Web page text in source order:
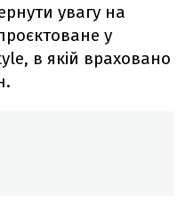
увагу на
у
в якій враховано